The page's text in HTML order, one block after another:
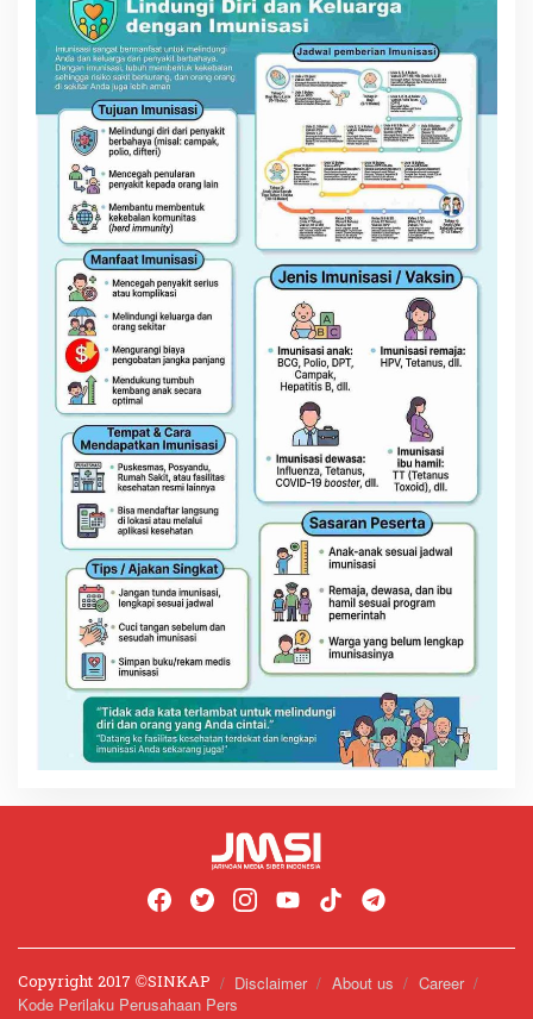
Copyright 2017 ©️SINKAP Disclaimer About us
Career
Kode Perilaku Perusahaan Pers